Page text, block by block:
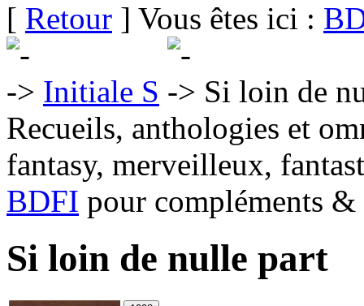
[ Retour ] Vous êtes ici :
Initiale S
Si loin de
Recueils, anthologies et
fantasy, merveilleux,
BDFI pour compléments
Si loin de nulle part